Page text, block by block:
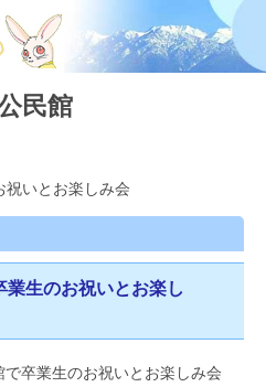
民館
祝いとお楽しみ会
業生のお祝いとお楽し
卒業生のお祝いとお楽しみ会